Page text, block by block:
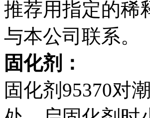
推荐用指定的稀
与本公司联系。
固化剂：
固化剂95370对